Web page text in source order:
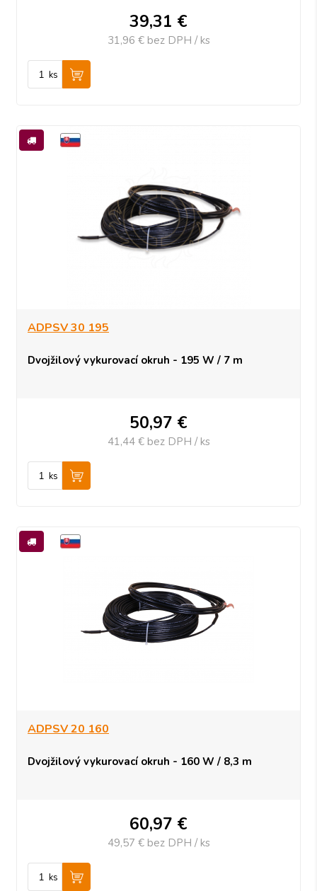
39,31 €
31,96 € bez DPH / ks
ks
ADPSV 30 195
Dvojžilový vykurovací okruh - 195 W / 7 m
50,97 €
41,44 € bez DPH / ks
ks
ADPSV 20 160
Dvojžilový vykurovací okruh - 160 W / 8,3 m
60,97 €
49,57 € bez DPH / ks
ks